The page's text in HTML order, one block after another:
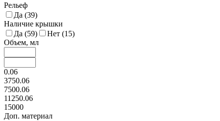
Рельеф
Да (39)
Наличие крышки
Да (59) Нет (15)
Объем, мл
0.06
3750.06
7500.06
11250.06
15000
Доп. материал